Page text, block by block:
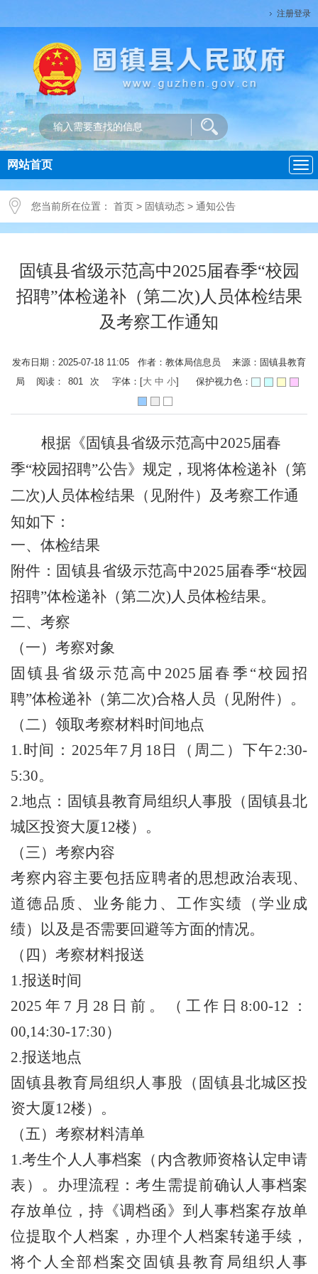
注册登录
导
航
网站首页
您当前所在位置： 首页 > 固镇动态 > 通知公告
固镇县省级示范高中2025届春季“校园
招聘”体检递补（第二次)人员体检结果
及考察工作通知
发布日期：2025-07-18 11:05 作者：教体局信息员 来源：固镇县教育
局 阅读：
801 次 字体：[大 中 小] 保护视力色：
根据《固镇县省级示范高中2025届春
季“校园招聘”公告》规定，现将体检递补（第
二次)人员体检结果（见附件）及考察工作通
知如下：
一、 体检结果
附件：固镇县省级示范高中2025届春季“校园
招聘”体检递补（第二次)人员体检结果。
二、 考察
（一）考察对象
固镇县省级示范高中 2025届春季“校园招
聘”体检递补（第二次)合格人员（见附件）。
（二）领取考察材料时间地点
1.时间：2025年7月18日（周二）下午2:30-
5:30。
2.地点：固镇县教育局组织人事股（固镇县北
城区投资大厦12楼）。
（三）考察内容
考察内容主要包括应聘者的思想政治表现、
道德品质、业务能力、工作实绩（学业成
绩）以及是否需要回避等方面的情况。
（四）考察材料报送
1.报送时间
2025年7月28日前。（工作日8:00-12：
00,14:30-17:30）
2.报送地点
固镇县教育局组织人事股（固镇县北城区投
资大厦12楼）。
（五）考察材料清单
1.考生个人人事档案（内含教师资格认定申请
表）。办理流程：考生需提前确认人事档案
存放单位，持《调档函》到人事档案存放单
位提取个人档案，办理个人档案转递手续，
将个人全部档案交固镇县教育局组织人事